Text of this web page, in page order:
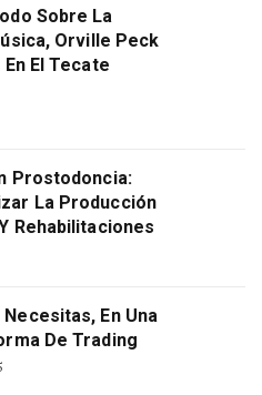
Sobre La
Orville Peck
El Tecate
Prostodoncia:
La Producción
Rehabilitaciones
En Una
De Trading